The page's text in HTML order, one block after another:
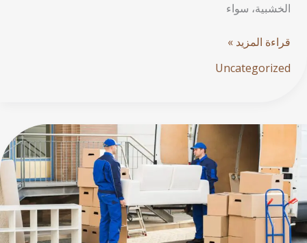
الخشبية، سواء
قراءة المزيد »
Uncategorized
أعمال
النجارة
الكويت:
احتراف
ودقة
وجودة
تفوق